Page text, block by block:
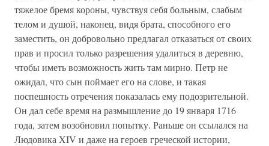
тяжелое бремя короны, чувствуя себя больным, слабым
телом и душой, наконец, видя брата, способного его
заместить, он добровольно предлагал отказаться от своих
прав и просил только разрешения удалиться в деревню,
чтобы иметь возможность жить там мирно. Петр не
ожидал, что сын поймает его на слове, и такая
поспешность отречения показалась ему подозрительной.
Он дал себе время на размышление до 19 января 1716
года, затем возобновил попытку. Раньше он ссылался на
Людовика XIV и даже на героев греческой истории,